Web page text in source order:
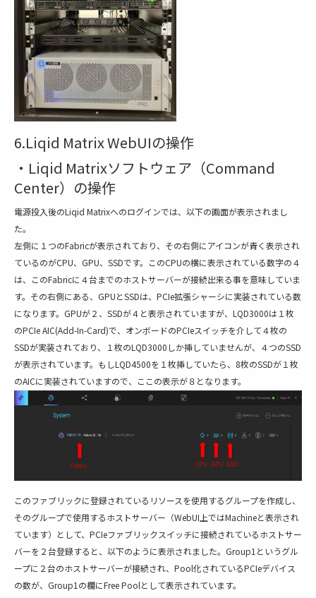
6.Liqid Matrix WebUIの操作
・Liqid Matrixソフトウェア（Command
Center）の操作
電源投入後のLiqid Matrixへのログインでは、以下の画面が表示されまし
た。
左側に１つのFabricが表示されており、その右側にアイコンが青く表示され
ているのがCPU、GPU、SSDです。このCPUの横に表示されている数字の４
は、このFabricに４台までのホストサーバーが接続出来る事を意味していま
す。その右側にある、GPUとSSDは、PCIe拡張シャーシに実装されている数
になります。GPUが２、SSDが４と表示されていますが、LQD3000は１枚
のPCIe AIC(Add-In-Card)で、オンボードのPCIeスイッチを介して４枚の
SSDが実装されており、１枚のLQD3000しか挿していませんが、４つのSSD
が表示されています。もしLQD4500を１枚挿していたら、8枚のSSDが１枚
のAICに実装されていますので、ここの表示が８となります。
このファブリックに登録されているリソースを使用するグループを作成し、
そのグループで使用するホストサーバー（WebUI上ではMachineと表示され
ています）として、PCIeファブリックスイッチに接続されているホストサー
バーを２台登録すると、以下のように表示されました。Group1というグル
ープに２台のホストサーバーが接続され、Pool化されているPCIeデバイス
の数が、Group1の欄にFree Poolとして表示されています。